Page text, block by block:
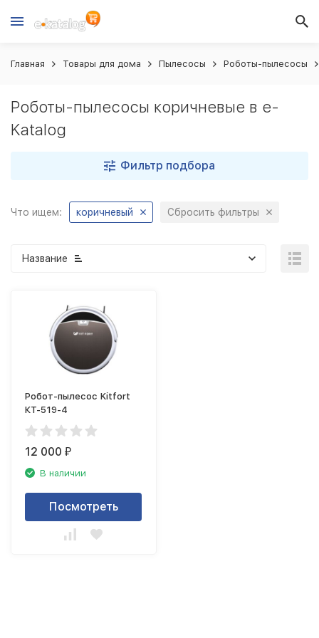
Главная Товары для дома Пылесосы Роботы-пылесосы
Роботы-пылесосы коричневые в e-
Katalog
Фильтр подбора
Что ищем: коричневый Сбросить фильтры
Название
Робот-пылесос Kitfort
КТ-519-4
12 000₽
В наличии
Посмотреть